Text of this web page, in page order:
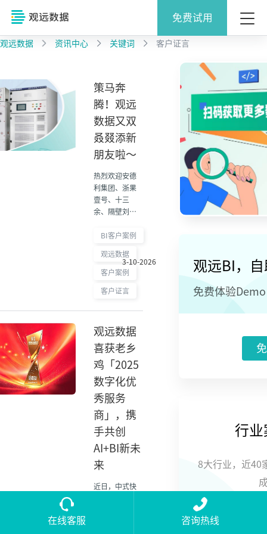
免费试用
观远数据 资讯中心 关键词 客户证言
策马奔
腾！观远
数据又双
叒叕添新
朋友啦～
热烈欢迎安德
利集团、浙果
壹号、十三
余、隔壁刘奶
品、玛安格等
手观远数据！
覆盖制造业、
服时尚、食品
业，用数据智
能助力企业强
势增长。 从经
营分析到决策
优化，从数据
地，观远数据
持续以专业、
可靠的产品与
服务，陪伴企
业高效成长。
BI客户案例
观远数据
客户案例
客户证言
3-10-2026
观远数据
喜获老乡
鸡「2025
数字化优
秀服务
商」，携
手共创
AI+BI新未
来
近日，中式快
观远BI，
免费体验
行业
8大行业，近40
在线客服 咨询热线